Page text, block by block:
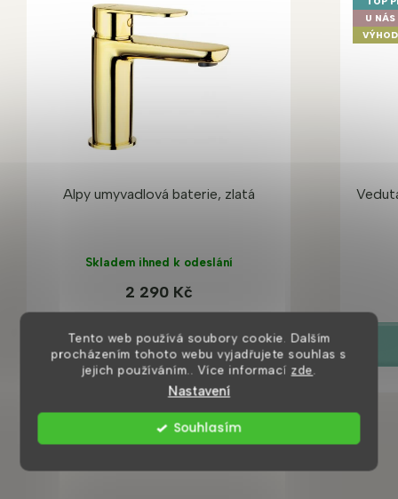
Tento web používá soubory cookie. Dalším
procházením tohoto webu vyjadřujete souhlas s
jejich používáním.. Více informací zde
Nastavení
Souhlasím
Alpy umyvadlová baterie, zlatá
Skladem ihned k odeslání
2 290 Kč
DETAIL
U